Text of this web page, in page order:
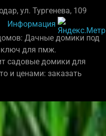
ул. Тургенева, 109
Информация
Дачные домики под
ключ для пмж.
садовые домики для
и ценами: заказать